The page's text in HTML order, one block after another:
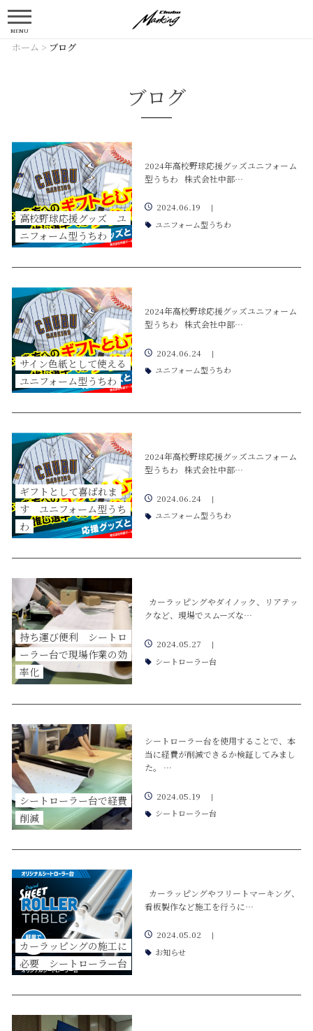
MENU
ホーム > ブログ
ブログ
高校野球応援グッズ ユ
ニフォーム型うちわ
2024年高校野球応援グッズユニフォーム
型うちわ 株式会社中部…
2024.06.19
ユニフォーム型うちわ
サイン色紙として使える
ユニフォーム型うちわ
2024年高校野球応援グッズユニフォーム
型うちわ 株式会社中部…
2024.06.24 |
ユニフォーム型うちわ
ギフトとして喜ばれま
す ユニフォーム型うち
わ
2024年高校野球応援グッズユニフォーム
型うちわ 株式会社中部…
2024.06.24 |
ユニフォーム型うちわ
持ち運び便利 シートロ
ーラー台で現場作業の効
率化
カーラッピングやダイノック、リアテッ
クなど、現場でスムーズな…
2024.05.27 |
シートローラー台
シートローラー台で経費
削減
シートローラー台を使用することで、本
当に経費が削減できるか検証してみまし
た。 …
2024.05.19 |
シートローラー台
カーラッピングの施工に
必要 シートローラー台
カーラッピングやフリートマーキング、
看板製作など施工を行うに…
2024.05.02
お知らせ